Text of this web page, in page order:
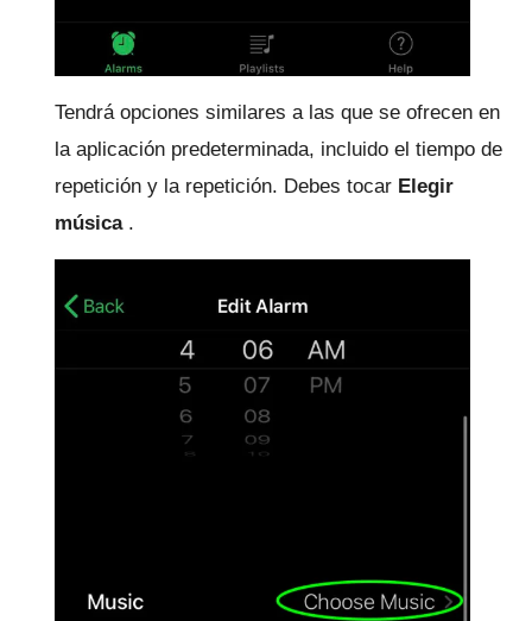
Tendrá opciones similares a las que se ofrecen en
la aplicación predeterminada, incluido el tiempo de
repetición y la repetición. Debes tocar Elegir
música.